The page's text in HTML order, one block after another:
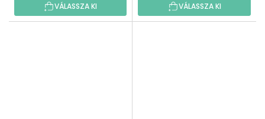
VÁLASSZA KI VÁLASSZA KI